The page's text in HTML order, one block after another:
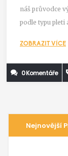
náš průvodce
podle typu pleti
ZOBRAZIT VÍCE
0 Komentáře
Nejnovější